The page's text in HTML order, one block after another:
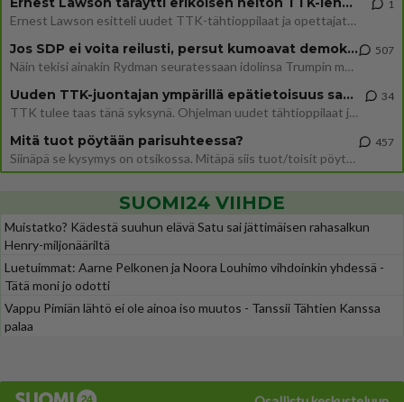
Ernest Lawson esitteli uudet TTK-tähtioppilaat ja opettajat torstaina 6.8. lehdistölle. Tulevalla kaudella on yksi hausk
1
Jos SDP ei voita reilusti, persut kumoavat demokratian Suomesta
Näin tekisi ainakin Rydman seuratessaan idolinsa Trumpin mallia https://www.is.fi/politiikka/art-2000012187244.html
507
Uuden TTK-juontajan ympärillä epätietoisuus sakenee - Nyt MTV hämmentää soppaa
TTK tulee taas tänä syksynä. Ohjelman uudet tähtioppilaat julkistetaan torstaina 6. elokuuta klo 14 alkavassa lehdistö
34
Mitä tuot pöytään parisuhteessa?
Siinäpä se kysymys on otsikossa. Mitäpä siis tuot/toisit pöytään parisuhteessa? Oletko mies vai nainen? Koetko sen mitä
457
SUOMI24 VIIHDE
Muistatko? Kädestä suuhun elävä Satu sai jättimäisen rahasalkun
Henry-miljonääriltä
Luetuimmat: Aarne Pelkonen ja Noora Louhimo vihdoinkin yhdessä -
Tätä moni jo odotti
Vappu Pimiän lähtö ei ole ainoa iso muutos - Tanssii Tähtien Kanssa
palaa